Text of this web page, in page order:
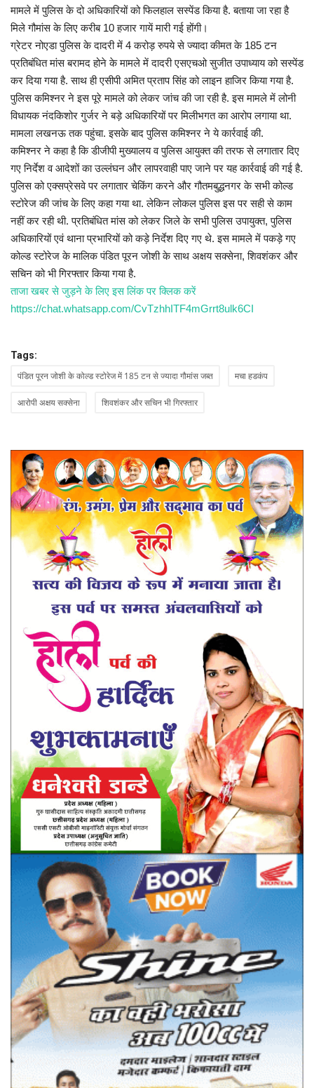
मामले में पुलिस के दो अधिकारियों को फिलहाल सस्पेंड किया है. बताया जा रहा है
मिले गौमांस के लिए करीब 10 हजार गायें मारी गई होंगी।
ग्रेटर नोएडा पुलिस के दादरी में 4 करोड़ रुपये से ज्यादा कीमत के 185 टन
प्रतिबंधित मांस बरामद होने के मामले में दादरी एसएचओ सुजीत उपाध्याय को सस्पेंड
कर दिया गया है. साथ ही एसीपी अमित प्रताप सिंह को लाइन हाजिर किया गया है.
पुलिस कमिश्नर ने इस पूरे मामले को लेकर जांच की जा रही है. इस मामले में लोनी
विधायक नंदकिशोर गुर्जर ने बड़े अधिकारियों पर मिलीभगत का आरोप लगाया था.
मामला लखनऊ तक पहुंचा. इसके बाद पुलिस कमिश्नर ने ये कार्रवाई की.
कमिश्नर ने कहा है कि डीजीपी मुख्यालय व पुलिस आयुक्त की तरफ से लगातार दिए
गए निर्देश व आदेशों का उल्लंघन और लापरवाही पाए जाने पर यह कार्रवाई की गई है.
पुलिस को एक्सप्रेसवे पर लगातार चेकिंग करने और गौतमबुद्धनगर के सभी कोल्ड
स्टोरेज की जांच के लिए कहा गया था. लेकिन लोकल पुलिस इस पर सही से काम
नहीं कर रही थी. प्रतिबंधित मांस को लेकर जिले के सभी पुलिस उपायुक्त, पुलिस
अधिकारियों एवं थाना प्रभारियों को कड़े निर्देश दिए गए थे. इस मामले में पकड़े गए
कोल्ड स्टोरेज के मालिक पंडित पूरन जोशी के साथ अक्षय सक्सेना, शिवशंकर और
सचिन को भी गिरफ्तार किया गया है.
ताजा खबर से जुड़ने के लिए इस लिंक पर क्लिक करें
https://chat.whatsapp.com/CvTzhhITF4mGrrt8ulk6CI
Tags:
पंडित पूरन जोशी के कोल्ड स्टोरेज में 185 टन से ज्यादा गौमांस जब्त मचा हडकंप
आरोपी अक्षय सक्सेना शिवशंकर और सचिन भी गिरफ्तार